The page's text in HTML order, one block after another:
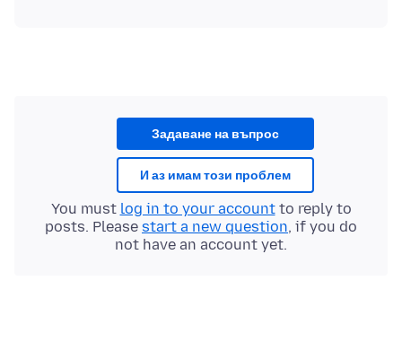
Задаване на въпрос
И аз имам този проблем
You must log in to your accountto reply to
posts. Please start a new question, if you do
not have an account yet.